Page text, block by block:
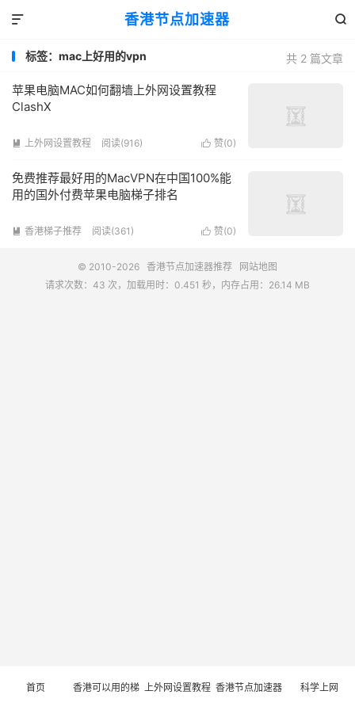
香港节点加速器 

共 2 篇文章
标签：mac上好用的vpn
苹果电脑MAC如何翻墙上外网设置教程
ClashX
 赞(0)
 上外网设置教程 阅读(916)
免费推荐最好用的MacVPN在中国100%能
用的国外付费苹果电脑梯子排名
 赞(0)
 香港梯子推荐 阅读(361)
© 2010-2026 香港节点加速器推荐
网站地图
请求次数：43 次，加载用时：0.451 秒，内存占用：26.14 MB
首页 香港可以用的梯 上外网设置教程 香港节点加速器 科学上网